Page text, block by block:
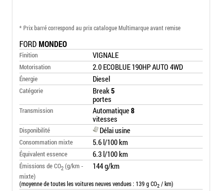
* Prix barré correspond au prix catalogue Multimarque avant remise
FORDMONDEO
Finition VIGNALE
Motorisation 2.0 ECOBLUE 190HP AUTO 4WD
Énergie Diesel
Catégorie Break5
portes
Transmission Automatique8
vitesses
Disponibilité Délai usine
Consommation mixte 5.6 l/100 km
Équivalent essence 6.3 l/100 km
Émissions de CO2 (g/km -
mixte)
144 g/km
(moyenne de toutes les voitures neuves vendues : 139 g CO2 / km)